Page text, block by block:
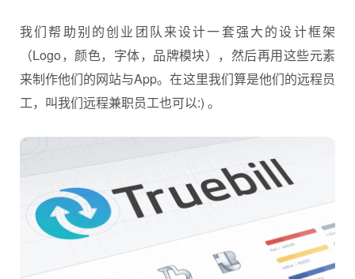
我们帮助别的创业团队来设计一套强大的设计框架
（Logo，颜色，字体，品牌模块），然后再用这些元素
来制作他们的网站与App。在这里我们算是他们的远程员
工，叫我们远程兼职员工也可以:) 。